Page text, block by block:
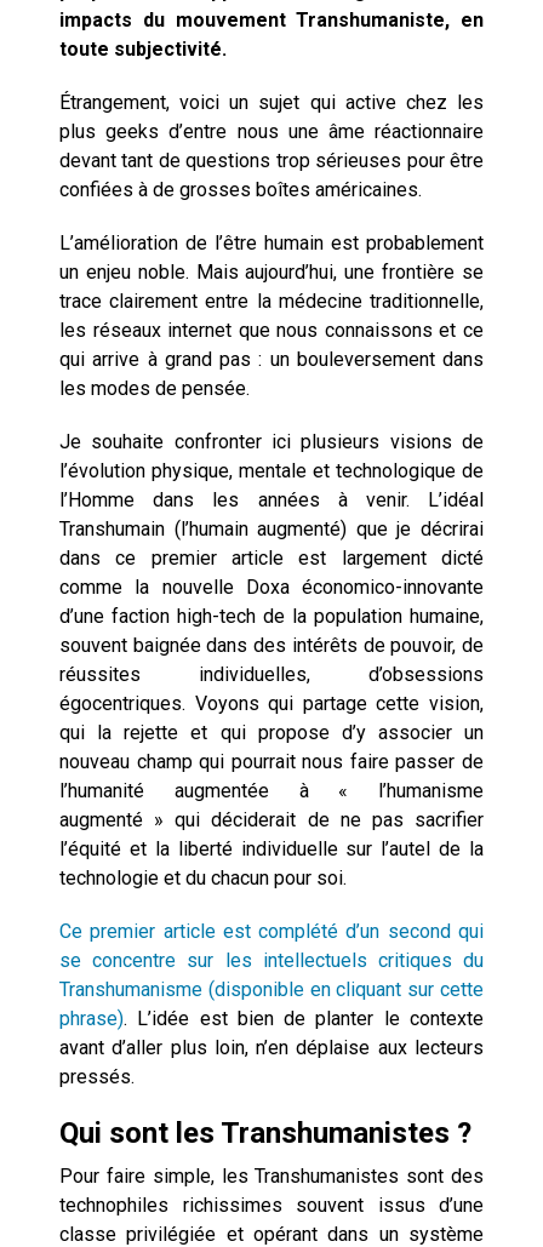
cause » de l’IA se plantent-
elles toujours ?
impacts du mouvement Transhumaniste, en
toute subjectivité.
Étrangement, voici un sujet qui active chez les
plus geeks d’entre nous une âme réactionnaire
devant tant de questions trop sérieuses pour être
confiées à de grosses boîtes américaines.
L’amélioration de l’être humain est probablement
un enjeu noble. Mais aujourd’hui, une frontière se
trace clairement entre la médecine traditionnelle,
les réseaux internet que nous connaissons et ce
qui arrive à grand pas : un bouleversement dans
les modes de pensée.
Je souhaite confronter ici plusieurs visions de
l’évolution physique, mentale et technologique de
l’Homme dans les années à venir. L’idéal
Transhumain (l’humain augmenté) que je décrirai
dans ce premier article est largement dicté
comme la nouvelle Doxa économico-innovante
d’une faction high-tech de la population humaine,
souvent baignée dans des intérêts de pouvoir, de
réussites individuelles, d’obsessions
égocentriques. Voyons qui partage cette vision,
qui la rejette et qui propose d’y associer un
nouveau champ qui pourrait nous faire passer de
l’humanité augmentée à « l’humanisme
augmenté » qui déciderait de ne pas sacrifier
l’équité et la liberté individuelle sur l’autel de la
technologie et du chacun pour soi.
Ce premier article est complété d’un second qui
se concentre sur les intellectuels critiques du
Transhumanisme (disponible en cliquant sur cette
phrase). L’idée est bien de planter le contexte
avant d’aller plus loin, n’en déplaise aux lecteurs
pressés.
Qui sont les Transhumanistes ?
Pour faire simple, les Transhumanistes sont des
technophiles richissimes souvent issus d’une
classe privilégiée et opérant dans un système